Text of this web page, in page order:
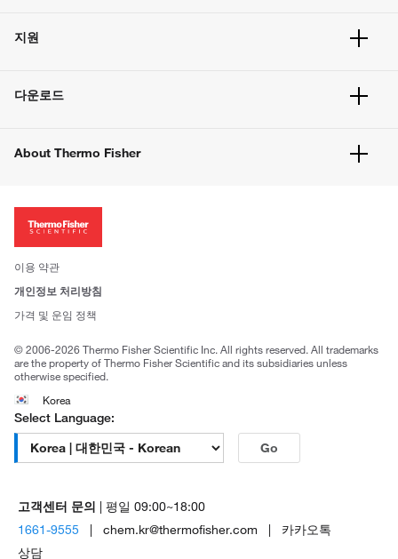
주문 방법
벌크 주문
지원
고객 센터
웹사이트 개선사항
다운로드
About Thermo Fisher
투자자
사회적 책임
브랜드
이용 약관
개인정보 처리방침
가격 및 운임 정책
© 2006-2026 Thermo Fisher Scientific Inc. All rights reserved. All trademarks
are the property of Thermo Fisher Scientific and its subsidiaries unless
otherwise specified.
Korea
Select Language:
Go
고객센터 문의 | 평일 09:00~18:00
1661-9555 | chem.kr@thermofisher.com | 카카오톡
상담